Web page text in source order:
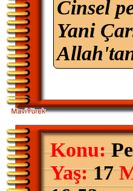
Cinsel
Yani
Konu:
Yaş:17